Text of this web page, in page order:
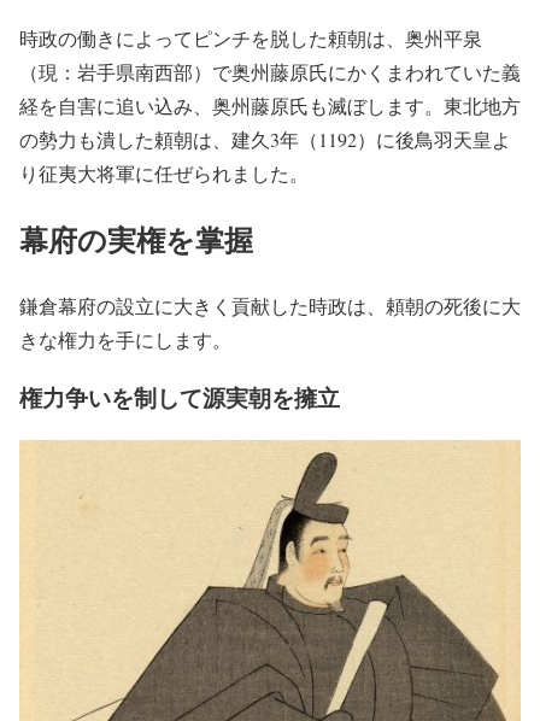
時政の働きによってピンチを脱した頼朝は、奥州平泉
（現：岩手県南西部）で奥州藤原氏にかくまわれていた義
経を自害に追い込み、奥州藤原氏も滅ぼします。東北地方
の勢力も潰した頼朝は、建久3年（1192）に後鳥羽天皇よ
り征夷大将軍に任ぜられました。
幕府の実権を掌握
鎌倉幕府の設立に大きく貢献した時政は、頼朝の死後に大
きな権力を手にします。
権力争いを制して源実朝を擁立